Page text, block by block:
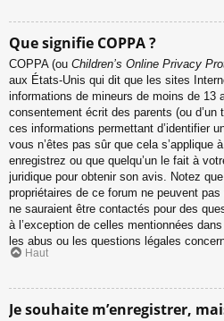
Que signifie COPPA ?
COPPA (ou Children’s Online Privacy
aux États-Unis qui dit que les sites
informations de mineurs de moins de 13
consentement écrit des parents (ou
ces informations permettant d’identifier
vous n’êtes pas sûr que cela s’applique
enregistrez ou que quelqu’un le fait à
juridique pour obtenir son avis. Notez
propriétaires de ce forum ne peuvent
ne sauraient être contactés pour des
à l’exception de celles mentionnées
les abus ou les questions légales
Haut
Je souhaite m’enregistrer,